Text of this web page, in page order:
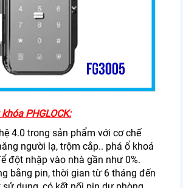
PHGLOCK:
4.0 trong sản phẩm với cơ chế
người lạ, trộm cắp.. phá ổ khoá
đột nhập vào nhà gần như 0%.
bằng pin, thời gian từ 6 tháng đến